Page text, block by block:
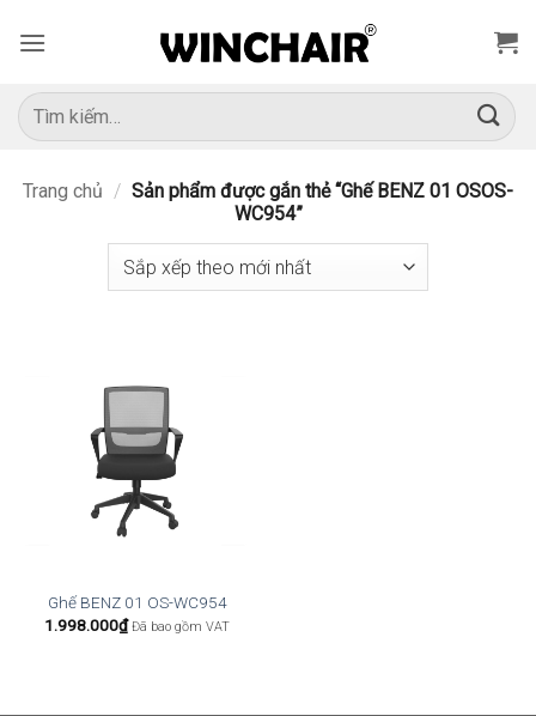
qua
dung
Tìm
kiếm:
Trang chủ / Sản phẩm được gắn thẻ “Ghế BENZ 01 OSOS-
WC954”
Ghế BENZ 01 OS-WC954
1.998.000₫ Đã bao gồm VAT